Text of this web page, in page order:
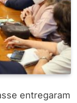
entregaram